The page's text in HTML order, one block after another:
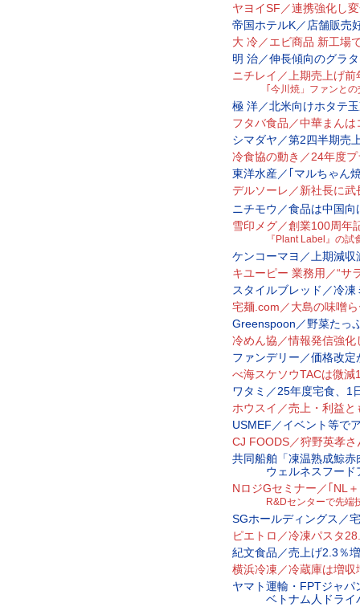
ヤヨイSF／連携強化し
帝国ホテルK／店舗販売
大 冷／エビ商品 新工場
明 治／伸長傾向のグラ
ニチレイ／上期売上げ
｢今川焼」ファンと
極 洋／北米向けホタテ
フタバ食品／中華まん
シマダヤ／第2四半期売
冷食協の動き／24年度
東洋水産／｢マルちゃん
デルソーレ／新社長に武
ニチモウ／食品は中国
雪印メグ／創業100周年
『Plant Label』の試
ケンコーマヨ／上期減
キユーピー 業務用／“サ
スタイルブレッド／冷
宅麺.com／大島の味噌
Greenspoon／野菜たっ
冷めん協／情報発信強
ファンデリー／価格改
べ海スケソウTACは微減
ワタミ／25年度宅食、1
ホウスイ／売上・利益
USMEF／イベント等で
CJ FOODS／狩野英孝
共同船舶「凍温熟成鯨赤
ウェルネスフード
NロジGセミナー／｢NL
R&Dセンターで先端
SGホールディングス／
ピエトロ／冷凍パスタ
紀文食品／売上げ2.3％
横浜冷凍／冷蔵庫は増
ヤマト運輸・FPTジャパ
ベトナム人ドライバ